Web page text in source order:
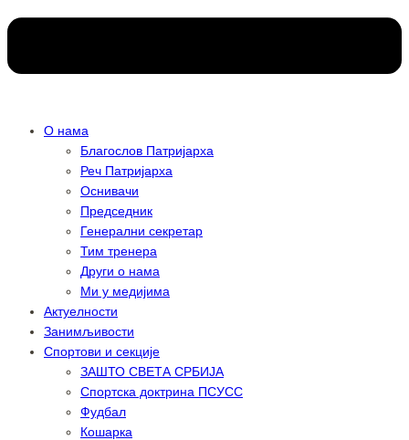
О нама
Благослов Патријарха
Реч Патријарха
Оснивачи
Председник
Генерални секретар
Тим тренера
Други о нама
Ми у медијима
Актуелности
Занимљивости
Спортови и секције
ЗАШТО СВЕТА СРБИЈА
Спортска доктрина ПСУСС
Фудбал
Кошарка